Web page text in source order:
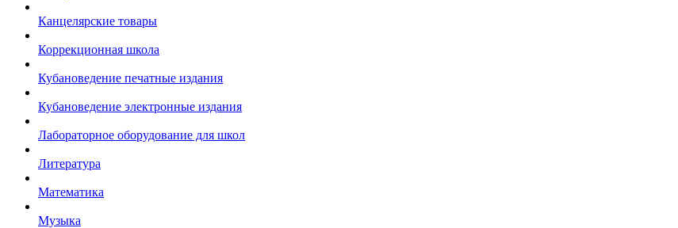
Канцелярские товары
Коррекционная школа
Кубановедение печатные издания
Кубановедение электронные издания
Лабораторное оборудование для школ
Литература
Математика
Музыка